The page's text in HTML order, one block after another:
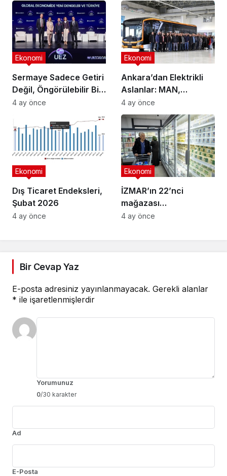
Sermaye Sadece Getiri
Değil, Öngörülebilir Bir
Ortam Arıyor
Ekonomi
4 ay önce
Ankara’dan Elektrikli
Aslanlar: MAN,
Ankara’daki
fabrikasında eBus
üretimine başladı
Ekonomi
4 ay önce
Dış Ticaret Endeksleri,
Şubat 2026
Ekonomi
4 ay önce
İZMAR’ın 22’nci
mağazası
Osmangazi’de açıldı
Ekonomi
4 ay önce
Bir Cevap Yaz
E-posta adresiniz yayınlanmayacak. Gerekli alanlar
* ile işaretlenmişlerdir
Yorumunuz
0/30 karakter
Ad
E-Posta